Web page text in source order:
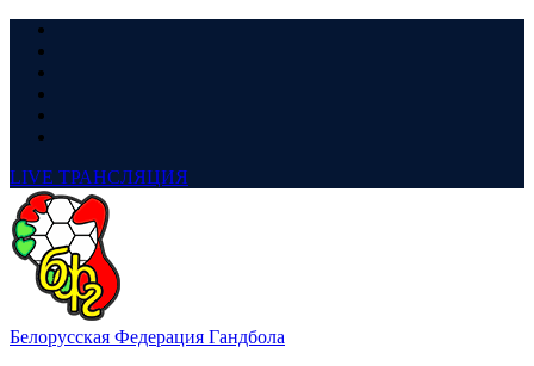
LIVE ТРАНСЛЯЦИЯ
Белорусская Федерация Гандбола